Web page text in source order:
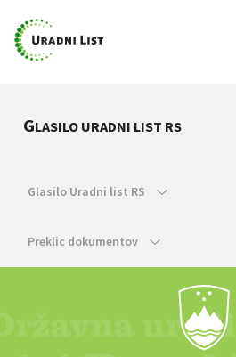
GLASILO URADNI LIST RS
Glasilo Uradni list RS
Preklic dokumentov